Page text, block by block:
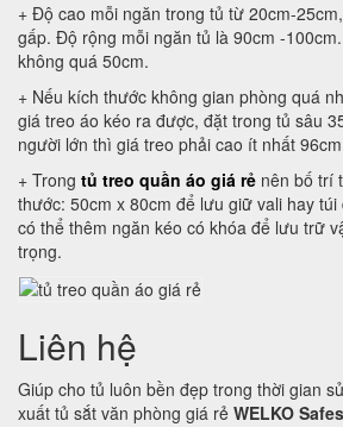
+ Độ cao mỗi ngăn trong tủ từ 20cm-
gấp. Độ rộng mỗi ngăn tủ là 90cm -
không quá 50cm.
+ Nếu kích thước không gian phòng quá
giá treo áo kéo ra được, đặt trong tủ sâu
người lớn thì giá treo phải cao ít nhất
+ Trong tủ treo quần áo giá rẻ nên bố trí
thước: 50cm x 80cm để lưu giữ vali hay
có thể thêm ngăn kéo có khóa để lưu trữ
trọng.
Liên hệ
Giúp cho tủ luôn bền đẹp trong thời gian
xuất tủ sắt văn phòng giá rẻ WELKO